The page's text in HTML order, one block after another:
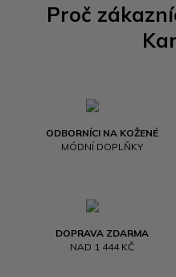
Proč
ODBORNÍCI NA KOŽENÉ
MÓDNÍ DOPLŇKY
DOPRAVA ZDARMA
NAD 1 444 KČ